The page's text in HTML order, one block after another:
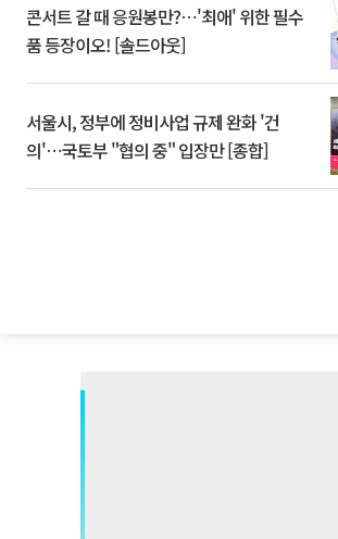
콘서트 갈 때 응원봉만?⋯'최애' 위한 필수
품 등장이오! [솔드아웃]
서울시, 정부에 정비사업 규제 완화 '건
의'⋯국토부 "협의 중" 입장만 [종합]